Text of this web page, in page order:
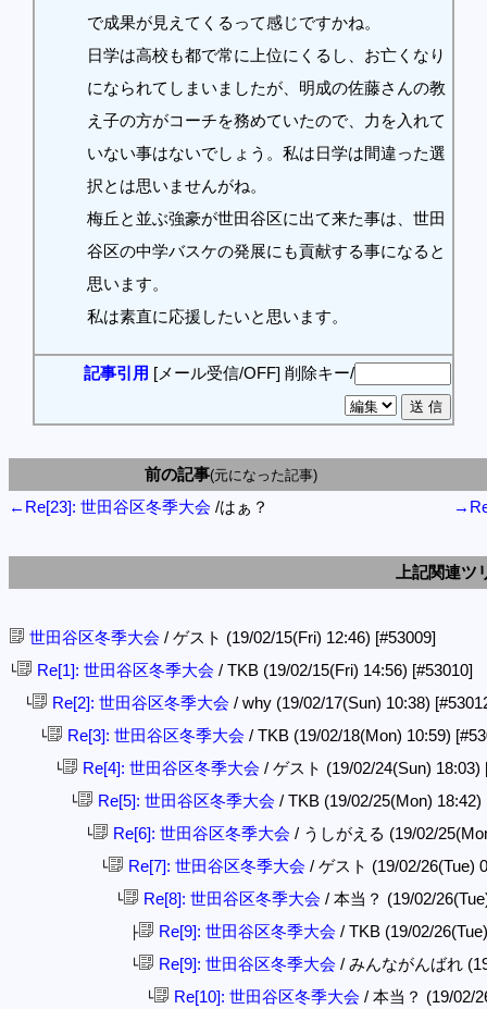
で成果が見えてくるって感じですかね。
日学は高校も都で常に上位にくるし、お亡くなり
になられてしまいましたが、明成の佐藤さんの教
え子の方がコーチを務めていたので、力を入れて
いない事はないでしょう。私は日学は間違った選
択とは思いませんがね。
梅丘と並ぶ強豪が世田谷区に出て来た事は、世田
谷区の中学バスケの発展にも貢献する事になると
思います。
私は素直に応援したいと思います。
記事引用 [メール受信/OFF] 削除キー/
前の記事(元になった記事)
←Re[23]: 世田谷区冬季大会 /はぁ？
上記関連ツ
世田谷区冬季大会 / ゲスト (19/02/15(Fri) 12:46) [#53009]
└ Re[1]: 世田谷区冬季大会 / TKB (19/02/15(Fri) 14:56) [#53010]
└ Re[2]: 世田谷区冬季大会 / why (19/02/17(Sun) 10:38)
└ Re[3]: 世田谷区冬季大会 / TKB (19/02/18(Mon) 10:59)
└ Re[4]: 世田谷区冬季大会 / ゲスト (19/02/24(Sun) 18:03)
└ Re[5]: 世田谷区冬季大会 / TKB (19/02/25(Mon) 18:42)
└ Re[6]: 世田谷区冬季大会 / うしがえる (19/02/
└ Re[7]: 世田谷区冬季大会 / ゲスト (19/02/26(Tue)
└ Re[8]: 世田谷区冬季大会 / 本当？ (19/02/
├ Re[9]: 世田谷区冬季大会 / TKB (19/02/
└ Re[9]: 世田谷区冬季大会 / みんながんばれ
└ Re[10]: 世田谷区冬季大会 / 本当？ (19/02/